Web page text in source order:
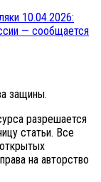
10.04.2026:
— сообщается
защины.
разрешается
статьи. Все
на авторство